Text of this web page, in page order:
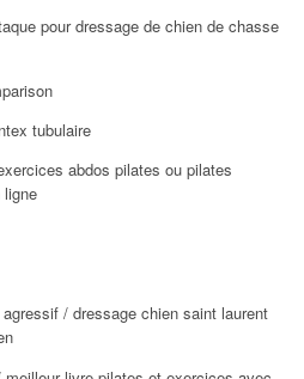
pour dressage de chien de chasse
tubulaire
abdos pilates ou pilates
ligne
/ dressage chien saint laurent